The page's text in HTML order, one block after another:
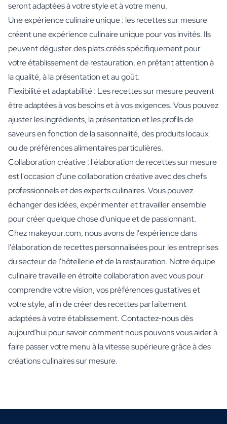
seront adaptées à votre style et à votre menu.
Une expérience culinaire unique : les recettes sur mesure
créent une expérience culinaire unique pour vos invités. Ils
peuvent déguster des plats créés spécifiquement pour
votre établissement de restauration, en prêtant attention à
la qualité, à la présentation et au goût.
Flexibilité et adaptabilité : Les recettes sur mesure peuvent
être adaptées à vos besoins et à vos exigences. Vous pouvez
ajuster les ingrédients, la présentation et les profils de
saveurs en fonction de la saisonnalité, des produits locaux
ou de préférences alimentaires particulières.
Collaboration créative : l'élaboration de recettes sur mesure
est l'occasion d'une collaboration créative avec des chefs
professionnels et des experts culinaires. Vous pouvez
échanger des idées, expérimenter et travailler ensemble
pour créer quelque chose d'unique et de passionnant.
Chez makeyour.com, nous avons de l'expérience dans
l'élaboration de recettes personnalisées pour les entreprises
du secteur de l'hôtellerie et de la restauration. Notre équipe
culinaire travaille en étroite collaboration avec vous pour
comprendre votre vision, vos préférences gustatives et
votre style, afin de créer des recettes parfaitement
adaptées à votre établissement. Contactez-nous dès
aujourd'hui pour savoir comment nous pouvons vous aider à
faire passer votre menu à la vitesse supérieure grâce à des
créations culinaires sur mesure.